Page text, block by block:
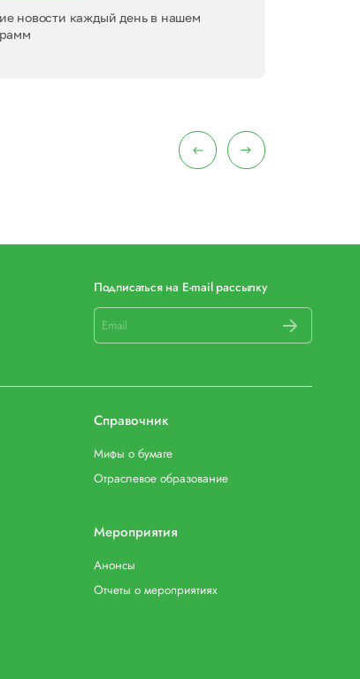
новости каждый день в нашем
Подписаться на E-mail рассылку
Справочник
Мифы о бумаге
Отраслевое образование
Мероприятия
Анонсы
Отчеты о мероприятиях